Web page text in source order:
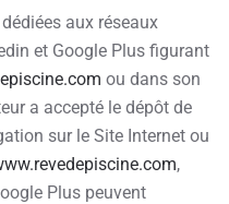
aux réseaux
et Google Plus figurant
ou dans son
a accepté le dépôt de
sur le Site Internet ou
,
Plus peuvent